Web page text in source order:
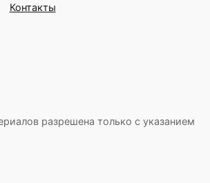
Контакты
разрешена только с указанием